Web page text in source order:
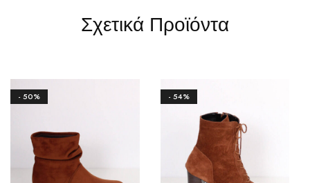
Σχετικά Προϊόντα
- 50% - 54%